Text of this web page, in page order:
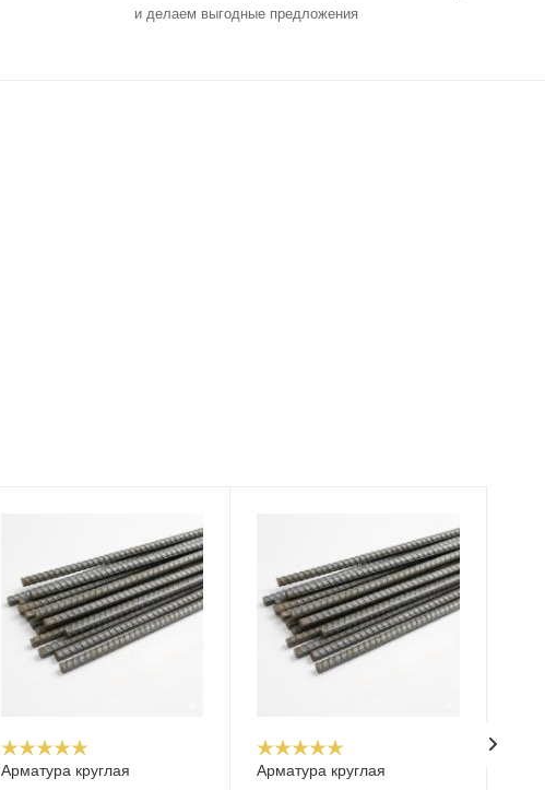
и делаем выгодные предложения
Арматура круглая
Арматура круглая